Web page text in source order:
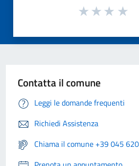
Contatta il comune
Leggi le domande frequenti
Richiedi Assistenza
Chiama il comune +39 045